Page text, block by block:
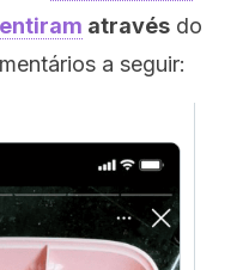
através do
a seguir: